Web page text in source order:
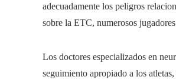
adecuadamente los peligros
sobre la ETC, numerosos
Los doctores especializados en
seguimiento apropiado a los